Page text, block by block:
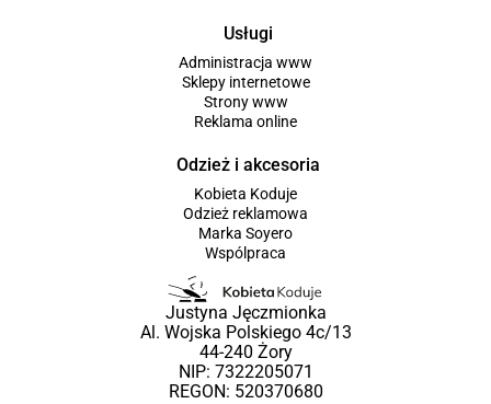
Usługi
Administracja www
Sklepy internetowe
Strony www
Reklama online
Odzież i akcesoria
Kobieta Koduje
Odzież reklamowa
Marka Soyero
Wspólpraca
Justyna Jęczmionka
Al. Wojska Polskiego 4c/13
44-240 Żory
NIP: 7322205071
REGON: 520370680